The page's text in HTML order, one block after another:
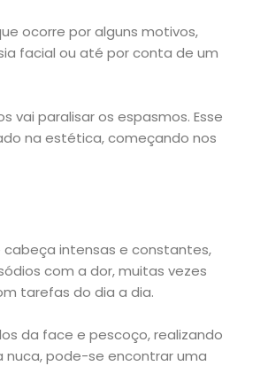
ocorre por alguns motivos,
facial ou até por conta de um
vai paralisar os espasmos. Esse
na estética, começando nos
cabeça intensas e constantes,
com a dor, muitas vezes
tarefas do dia a dia.
da face e pescoço, realizando
pode-se encontrar uma